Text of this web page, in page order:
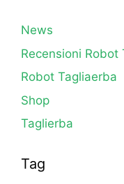
News
Recensioni Robot
Robot Tagliaerba
Shop
Taglierba
Tag